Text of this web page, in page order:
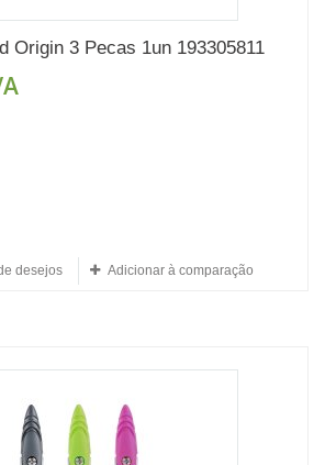
Origin 3 Pecas 1un 193305811
desejos Adicionar à comparação